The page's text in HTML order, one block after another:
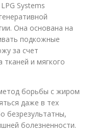
Systems
Она основана на
подкожные
за счет
тканей и мягкого
борьбы с жиром
даже в тех
безрезультатны,
болезненности.